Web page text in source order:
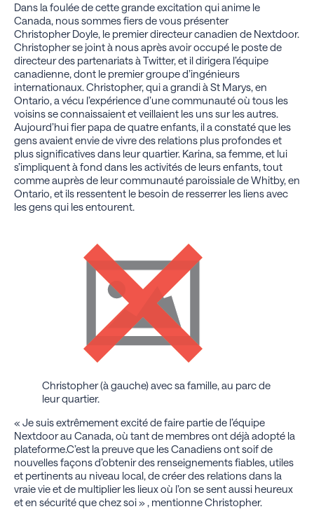
Dans la foulée de cette grande excitation qui anime le
Canada, nous sommes fiers de vous présenter
Christopher Doyle, le premier directeur canadien de Nextdoor.
Christopher se joint à nous après avoir occupé le poste de
directeur des partenariats à Twitter, et il dirigera l’équipe
canadienne, dont le premier groupe d’ingénieurs
internationaux. Christopher, qui a grandi à St Marys, en
Ontario, a vécu l’expérience d’une communauté où tous les
voisins se connaissaient et veillaient les uns sur les autres.
Aujourd’hui fier papa de quatre enfants, il a constaté que les
gens avaient envie de vivre des relations plus profondes et
plus significatives dans leur quartier. Karina, sa femme, et lui
s’impliquent à fond dans les activités de leurs enfants, tout
comme auprès de leur communauté paroissiale de Whitby, en
Ontario, et ils ressentent le besoin de resserrer les liens avec
les gens qui les entourent.
Christopher (à gauche) avec sa famille, au parc de
leur quartier.
« Je suis extrêmement excité de faire partie de l’équipe
Nextdoor au Canada, où tant de membres ont déjà adopté la
plateforme.C’est la preuve que les Canadiens ont soif de
nouvelles façons d’obtenir des renseignements fiables, utiles
et pertinents au niveau local, de créer des relations dans la
vraie vie et de multiplier les lieux où l’on se sent aussi heureux
et en sécurité que chez soi » , mentionne Christopher.